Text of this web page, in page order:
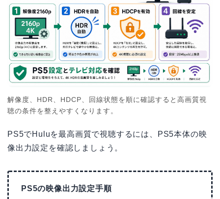
解像度、HDR、HDCP、回線状態を順に確認すると高画質視
聴の条件を整えやすくなります。
PS5でHuluを最高画質で視聴するには、PS5本体の映
像出力設定を確認しましょう。
PS5の映像出力設定手順